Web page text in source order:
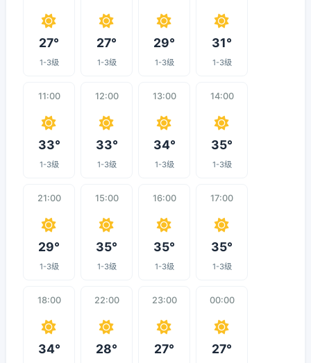
27°
1-3级
27°
1-3级
29°
1-3级
31°
1-3级
11:00
33°
1-3级
12:00
33°
1-3级
13:00
34°
1-3级
14:00
35°
1-3级
21:00
29°
1-3级
15:00
35°
1-3级
16:00
35°
1-3级
17:00
35°
1-3级
18:00
34°
22:00
28°
23:00
27°
00:00
27°